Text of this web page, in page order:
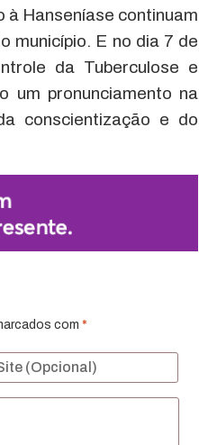
à Hanseníase continuam
município. E no dia 7 de
da Tuberculose e
um pronunciamento na
conscientização e do
com *